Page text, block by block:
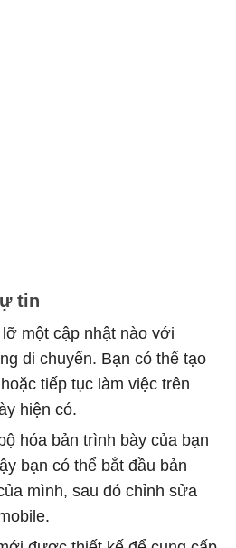
tin
một cập nhật nào với
di chuyển. Bạn có thể tạo
tiếp tục làm việc trên
hiện có.
hóa bản trình bày của bạn
bạn có thể bắt đầu bản
mình, sau đó chỉnh sửa